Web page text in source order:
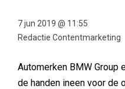
7 jun 2019 @ 11:55
Redactie Contentmarketing
Automerken BMW Group
de handen ineen voor de